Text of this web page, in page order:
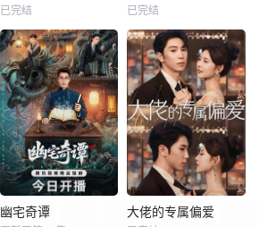
已完结 已完结
幽宅奇谭 大佬的专属偏爱